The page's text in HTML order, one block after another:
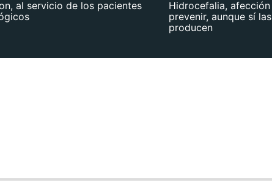
al servicio de los pacientes
Hidrocefalia,
prevenir, aunque sí
producen